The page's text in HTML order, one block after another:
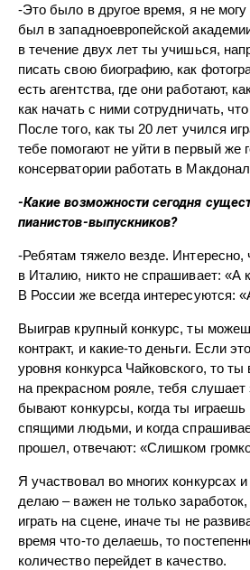
-Это было в другое время, я не
был в западноевропейской
в течение двух лет ты учишься,
писать свою биографию, как
есть агентства, где они работают,
как начать с ними сотрудничать,
После того, как ты 20 лет учился
тебе помогают не уйти в первый же
консерватории работать в
-Какие возможности сегодня
пианистов-выпускников?
-Ребятам тяжело везде. Интересно,
в Италию, никто не спрашивает: «А
В России же всегда интересуются:
Выиграв крупный конкурс, ты
контракт, и какие-то деньги. Если
уровня конкурса Чайковского, то
на прекрасном рояле, тебя
бывают конкурсы, когда ты играешь
спящими людьми, и когда
прошел, отвечают: «Слишком
Я участвовал во многих конкурсах
делаю – важен не только
играть на сцене, иначе ты не
время что-то делаешь, то
количество перейдет в качество.